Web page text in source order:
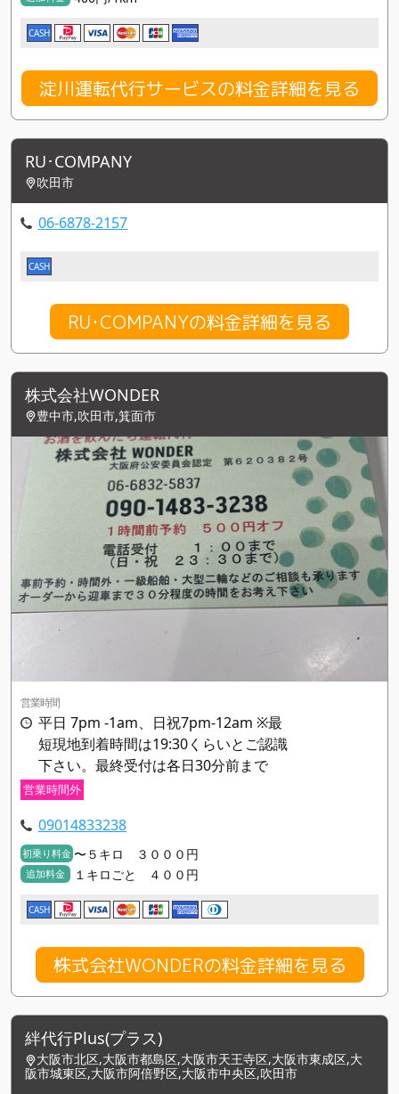
CASH
淀川運転代行サービスの料金詳細を見る
RU･COMPANY
吹田市
06-6878-2157
CASH
RU･COMPANYの料金詳細を見る
株式会社WONDER
豊中市,吹田市,箕面市
営業時間
平日 7pm -1am、日祝7pm-12am ※最
短現地到着時間は19:30くらいとご認識
下さい。最終受付は各日30分前まで
営業時間外
09014833238
初乗り料金 〜５キロ ３０００円
追加料金 １キロごと ４００円
CASH
株式会社WONDERの料金詳細を見る
絆代行Plus(プラス)
大阪市北区,大阪市都島区,大阪市天王寺区,大阪市東成区,大
阪市城東区,大阪市阿倍野区,大阪市中央区,吹田市